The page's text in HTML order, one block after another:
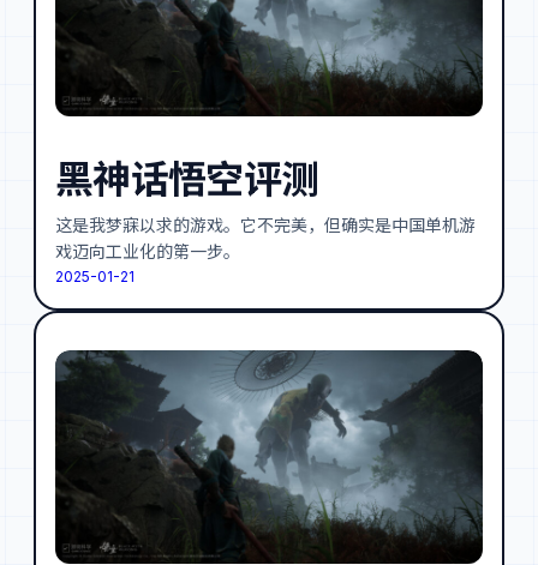
黑神话悟空评测
这是我梦寐以求的游戏。它不完美，但确实是中国单机游
戏迈向工业化的第一步。
2025-01-21